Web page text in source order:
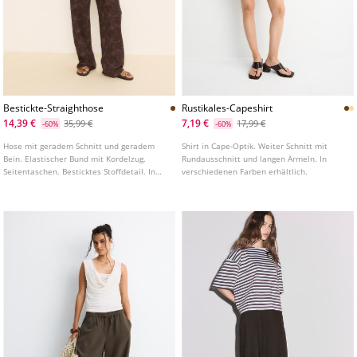
Bestickte-Straighthose
14,39 €
-60% 35,99 €
Hose mit geradem Schnitt und geradem
Bein. Elastischer Bund mit Kordelzug.
Seitentaschen. Besticktes Stoffdetail. In
Rustikales-Capeshirt
7,19 €
-60% 17,99 €
Shirt in Cape-Optik. Weiter Schnitt mit
Rundausschnitt und langen Ärmeln. In
verschiedenen Farben erhältlich.